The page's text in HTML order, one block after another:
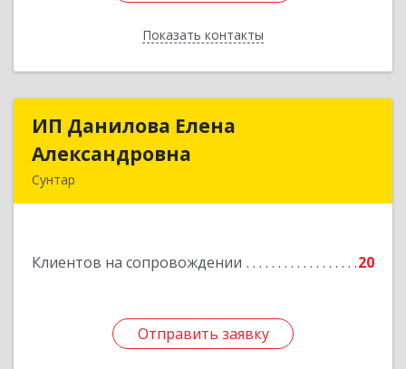
Показать контакты
Назад
ИП Данилова Елена
Александровна
Сунтар
Клиентов на сопровождении 20
Отправить заявку
ИП Данилова Елена
Отправить заявку